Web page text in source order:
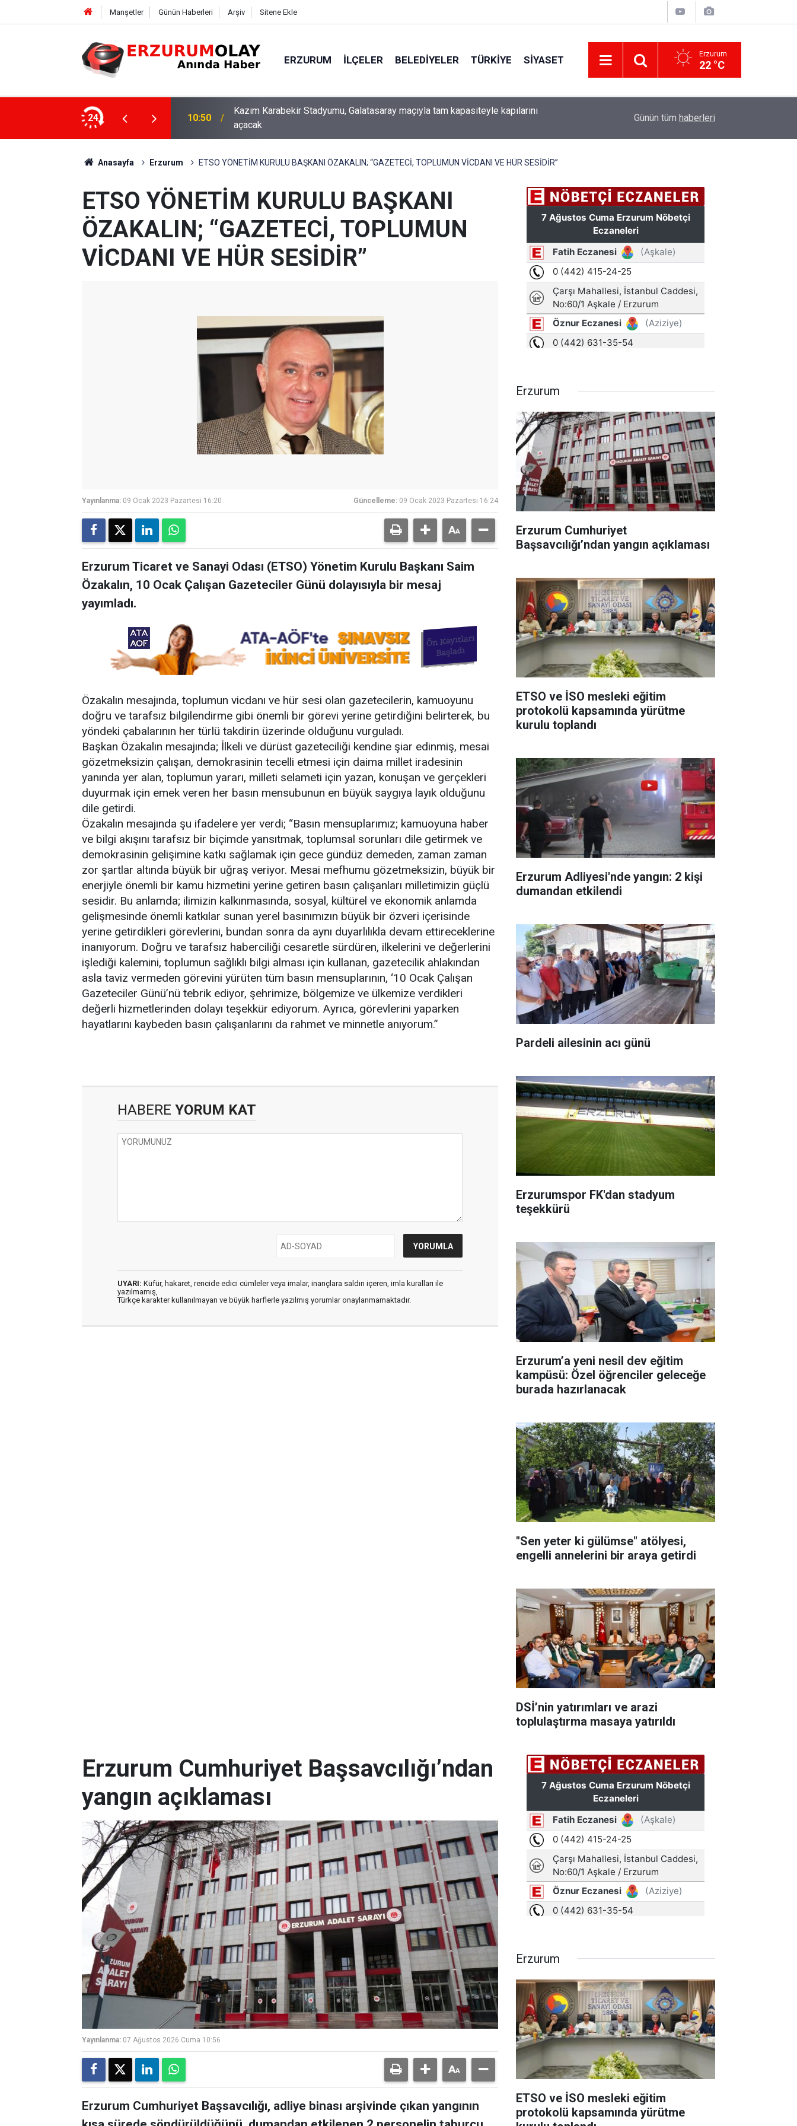
Manşetler Günün Haberleri Arşiv Sitene Ekle
ERZURUM İLÇELER BELEDIYELER TÜRKIYE SIYASET Erzurum
22 °C
24
maçıyla tam kapasiteyle kapılarını
10:44 ETSO ve İSO mesleki eğitim protokolü kapsamında yürütme kurulu toplandı Erzurum Adliyesi'nde yangın: 2 kişi dumandan
Günün tüm haberleri
Anasayfa Erzurum ETSO YÖNETİM KURULU BAŞKANI ÖZAKALIN; “GAZETECİ, TOPLUMUN VİCDANI VE HÜR SESİDİR”
ETSO YÖNETİM KURULU BAŞKANI
ÖZAKALIN; “GAZETECİ, TOPLUMUN
VİCDANI VE HÜR SESİDİR”
Yayınlanma: 09 Ocak 2023 Pazartesi 16:20 Güncelleme: 09 Ocak 2023 Pazartesi 16:24
Erzurum Ticaret ve Sanayi Odası (ETSO) Yönetim Kurulu Başkanı Saim
Özakalın, 10 Ocak Çalışan Gazeteciler Günü dolayısıyla bir mesaj
yayımladı.
Özakalın mesajında, toplumun vicdanı ve hür sesi olan gazetecilerin, kamuoyunu
doğru ve tarafsız bilgilendirme gibi önemli bir görevi yerine getirdiğini belirterek, bu
yöndeki çabalarının her türlü takdirin üzerinde olduğunu vurguladı.
Başkan Özakalın mesajında; İlkeli ve dürüst gazeteciliği kendine şiar edinmiş, mesai
gözetmeksizin çalışan, demokrasinin tecelli etmesi için daima millet iradesinin
yanında yer alan, toplumun yararı, milleti selameti için yazan, konuşan ve gerçekleri
duyurmak için emek veren her basın mensubunun en büyük saygıya layık olduğunu
dile getirdi.
Özakalın mesajında şu ifadelere yer verdi; “Basın mensuplarımız; kamuoyuna haber
ve bilgi akışını tarafsız bir biçimde yansıtmak, toplumsal sorunları dile getirmek ve
demokrasinin gelişimine katkı sağlamak için gece gündüz demeden, zaman zaman
zor şartlar altında büyük bir uğraş veriyor. Mesai mefhumu gözetmeksizin, büyük bir
enerjiyle önemli bir kamu hizmetini yerine getiren basın çalışanları milletimizin güçlü
sesidir. Bu anlamda; ilimizin kalkınmasında, sosyal, kültürel ve ekonomik anlamda
gelişmesinde önemli katkılar sunan yerel basınımızın büyük bir özveri içerisinde
yerine getirdikleri görevlerini, bundan sonra da aynı duyarlılıkla devam ettireceklerine
inanıyorum. Doğru ve tarafsız haberciliği cesaretle sürdüren, ilkelerini ve değerlerini
işlediği kalemini, toplumun sağlıklı bilgi alması için kullanan, gazetecilik ahlakından
asla taviz vermeden görevini yürüten tüm basın mensuplarının, ‘10 Ocak Çalışan
Gazeteciler Günü’nü tebrik ediyor, şehrimize, bölgemize ve ülkemize verdikleri
değerli hizmetlerinden dolayı teşekkür ediyorum. Ayrıca, görevlerini yaparken
hayatlarını kaybeden basın çalışanlarını da rahmet ve minnetle anıyorum.”
HABERE YORUM KAT
UYARI: Küfür, hakaret, rencide edici cümleler veya imalar, inançlara saldırı içeren, imla kuralları ile
yazılmamış,
Türkçe karakter kullanılmayan ve büyük harflerle yazılmış yorumlar onaylanmamaktadır.
Erzurum
Erzurum Cumhuriyet
Başsavcılığı’ndan yangın açıklaması
ETSO ve İSO mesleki eğitim
protokolü kapsamında yürütme
kurulu toplandı
Erzurum Adliyesi'nde yangın: 2 kişi
dumandan etkilendi
Pardeli ailesinin acı günü
Erzurumspor FK'dan stadyum
teşekkürü
Erzurum’a yeni nesil dev eğitim
kampüsü: Özel öğrenciler geleceğe
burada hazırlanacak
"Sen yeter ki gülümse" atölyesi,
engelli annelerini bir araya getirdi
DSİ’nin yatırımları ve arazi
toplulaştırma masaya yatırıldı
Erzurum Cumhuriyet Başsavcılığı’ndan
yangın açıklaması
Yayınlanma: 07 Ağustos 2026 Cuma 10:56
Erzurum Cumhuriyet Başsavcılığı, adliye binası arşivinde çıkan yangının
Erzurum
ETSO ve İSO mesleki eğitim
protokolü kapsamında yürütme